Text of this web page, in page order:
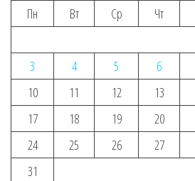
Пн
Вт Ср Чт
3
4 5 6
10
11 12 13
17
18 19 20
24
25 26 27
31